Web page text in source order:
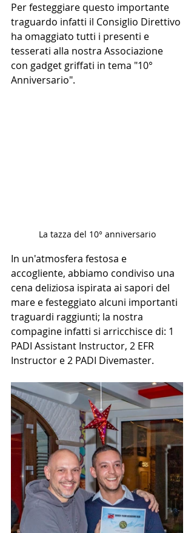
Per festeggiare questo importante
traguardo infatti il Consiglio Direttivo
ha omaggiato tutti i presenti e
tesserati alla nostra Associazione
con gadget griffati in tema "10°
Anniversario".
La tazza del 10° anniversario
In un'atmosfera festosa e
accogliente, abbiamo condiviso una
cena deliziosa ispirata ai sapori del
mare e festeggiato alcuni importanti
traguardi raggiunti; la nostra
compagine infatti si arricchisce di: 1
PADI Assistant Instructor, 2 EFR
Instructor e 2 PADI Divemaster.